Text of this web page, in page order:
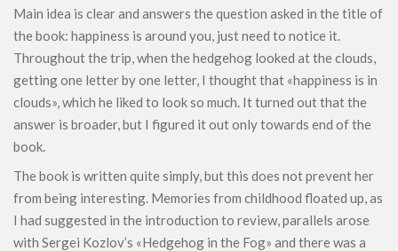
Main idea is clear and answers the question asked in the title of
the book: happiness is around you, just need to notice it.
Throughout the trip, when the hedgehog looked at the clouds,
getting one letter by one letter, I thought that «happiness is in
clouds», which he liked to look so much. It turned out that the
answer is broader, but I figured it out only towards end of the
book.
The book is written quite simply, but this does not prevent her
from being interesting. Memories from childhood floated up, as
I had suggested in the introduction to review, parallels arose
with Sergei Kozlov’s «Hedgehog in the Fog» and there was a